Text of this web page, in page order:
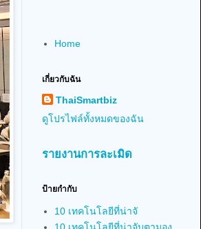
Home
เกี่ยวกับฉัน
ThaiSmartbiz
ดูโปรไฟล์ทั้งหมดของฉัน
รายงานการละเมิด
ป้ายกำกับ
10 เทคโนโลยีที่น่าจั